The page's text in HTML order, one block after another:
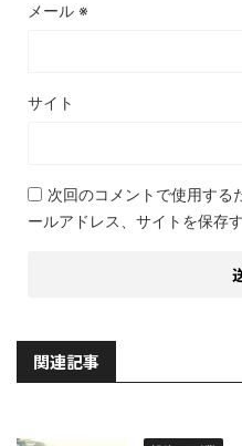
メール ※
サイト
次回のコメントで使用する
ールアドレス、サイトを保存す
関連記事